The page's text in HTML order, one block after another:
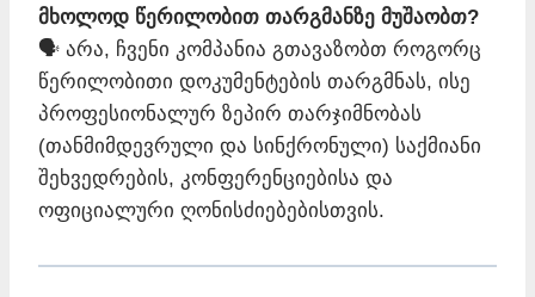
მხოლოდ წერილობით თარგმანზე მუშაობთ?
🗣️ არა, ჩვენი კომპანია გთავაზობთ როგორც
წერილობითი დოკუმენტების თარგმნას, ისე
პროფესიონალურ ზეპირ თარჯიმნობას
(თანმიმდევრული და სინქრონული) საქმიანი
შეხვედრების, კონფერენციებისა და
ოფიციალური ღონისძიებებისთვის.